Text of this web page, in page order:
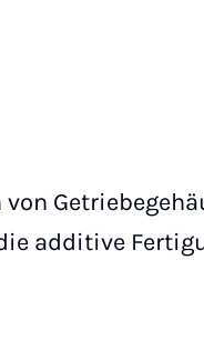
additive